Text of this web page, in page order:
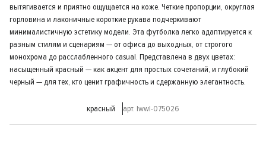
вытягивается и приятно ощущается на коже. Четкие пропорции, округлая
горловина и лаконичные короткие рукава подчеркивают
минималистичную эстетику модели. Эта футболка легко адаптируется к
разным стилям и сценариям — от офиса до выходных, от строгого
монохрома до расслабленного casual. Представлена в двух цветах:
насыщенный красный — как акцент для простых сочетаний, и глубокий
черный — для тех, кто ценит графичность и сдержанную элегантность.
красный арт. lwwl-075026